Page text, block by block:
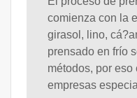
comienza con la
girasol, lino,
prensado en frío
métodos, por
empresas